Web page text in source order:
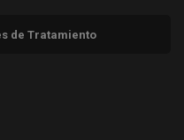
de Tratamiento